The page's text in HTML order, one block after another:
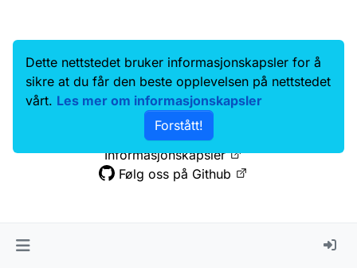
Data.norge.no
Kontakt oss
Samtykke og brukervilkår
Tilgjengelighetserklæring
Personvernerklæring
Informasjonskapsler
Følg oss på Github
Dette nettstedet bruker informasjonskapsler for å
sikre at du får den beste opplevelsen på nettstedet
vårt. Les mer om informasjonskapsler
Forstått!